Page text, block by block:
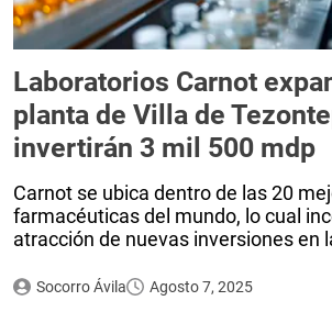
Laboratorios Carnot
planta de Villa de
invertirán 3 mil 500 mdp
Carnot se ubica dentro de las 20
farmacéuticas del mundo, lo cual
atracción de nuevas inversiones en
Socorro Ávila Agosto 7, 2025